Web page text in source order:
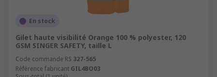
En stock
Gilet haute visibilité Orange 100 % polyester, 120
GSM SINGER SAFETY, taille L
Code commande RS 327-565
Référence fabricant GIL4BO03